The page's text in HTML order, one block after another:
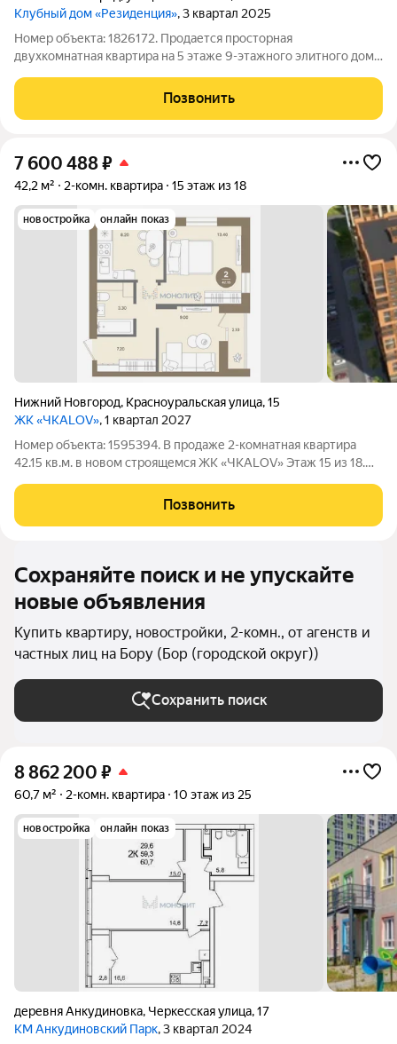
Клубный дом «Резиденция», 3 квартал 2025
Номер объекта: 1826172. Продается просторная
двухкомнатная квартира на 5 этаже 9-этажного элитного дома.
проводится чистовая отделка, но без ремонта, что позволит
новому владельцу воплотить
Позвонить
7 600 488₽
42,2 м² 2-комн. квартира 15 этаж из 18
новостройка онлайн показ
Нижний Новгород, Красноуральская улица,15
ЖК «ЧКАLOV», 1 квартал 2027
Номер объекта: 1595394. В продаже 2-комнатная квартира
42.15 кв.м. в новом строящемся ЖК «ЧКАLOV» Этаж 15 из 18.
совмещенный 3.3 м.кв. Все квартиры в ЖК «ЧКАLOV» будут
сдаваться с отделкой под
Позвонить
Сохраняйте поиск и не упускайте
новые объявления
Купить квартиру, новостройки, 2-комн., от агенств и
частных лиц на Бору (Бор (городской округ))
Сохранить поиск
8 862 200 ₽
60,7 м² 2-комн. квартира 10 этаж из 25
новостройка онлайн показ
деревня Анкудиновка, Черкесская улица,17
КМ Анкудиновский Парк, 3 квартал 2024